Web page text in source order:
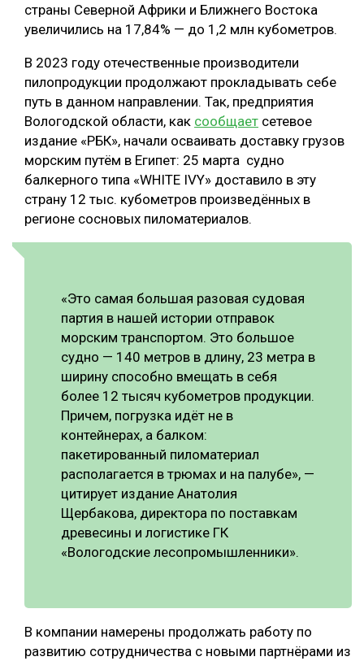
ЦБП
КОМПЛЕКСНАЯ ПЕРЕРАБОТКА
ЛЕСОПИЛЕНИЕ
ДЕРЕВЯННОЕ ДОМОСТРОЕНИЕ
БЕЗОПАСНОЕ ПРОИЗВОДСТВО
СОРТИРОВКА ДРЕВЕСИНЫ
СУШКА ДРЕВЕСИНЫ
страны Северной Африки и Ближнего Востока
увеличились на 17,84% — до 1,2 млн кубометров.
В 2023 году отечественные производители
пилопродукции продолжают прокладывать себе
путь в данном направлении. Так, предприятия
Вологодской области, как сообщает сетевое
издание «РБК», начали осваивать доставку грузов
морским путём в Египет: 25 марта судно
балкерного типа «WHITE IVY» доставило в эту
страну 12 тыс. кубометров произведённых в
регионе сосновых пиломатериалов.
«Это самая большая разовая судовая
партия в нашей истории отправок
морским транспортом. Это большое
судно — 140 метров в длину, 23 метра в
ширину способно вмещать в себя
более 12 тысяч кубометров продукции.
Причем, погрузка идёт не в
контейнерах, а балком:
пакетированный пиломатериал
располагается в трюмах и на палубе», —
цитирует издание Анатолия
Щербакова, директора по поставкам
древесины и логистике ГК
«Вологодские лесопромышленники».
В компании намерены продолжать работу по
развитию сотрудничества с новыми партнёрами из